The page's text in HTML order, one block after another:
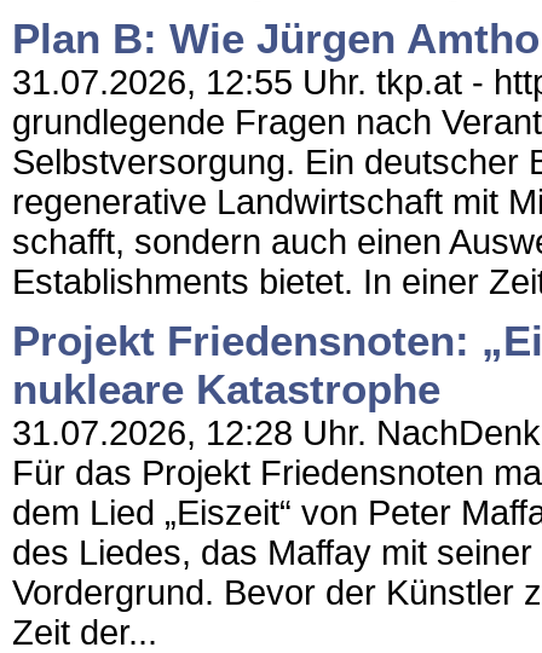
Plan B: Wie Jürgen
31.07.2026, 12:55 Uhr. tkp.at -
grundlegende Fragen nach
Selbstversorgung. Ein deutscher
regenerative Landwirtschaft mit
schafft, sondern auch einen
Establishments bietet. In einer
Projekt Friedensnoten:
nukleare Katastrophe
31.07.2026, 12:28 Uhr.
Für das Projekt Friedensnoten
dem Lied „Eiszeit“ von Peter
des Liedes, das Maffay mit
Vordergrund. Bevor der Künstler
Zeit der...